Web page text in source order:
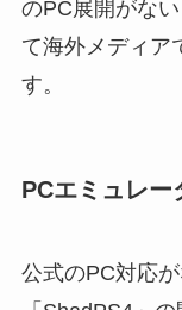
のPC展開がな
て海外メディア
す。
PCエミュレー
公式のPC対応